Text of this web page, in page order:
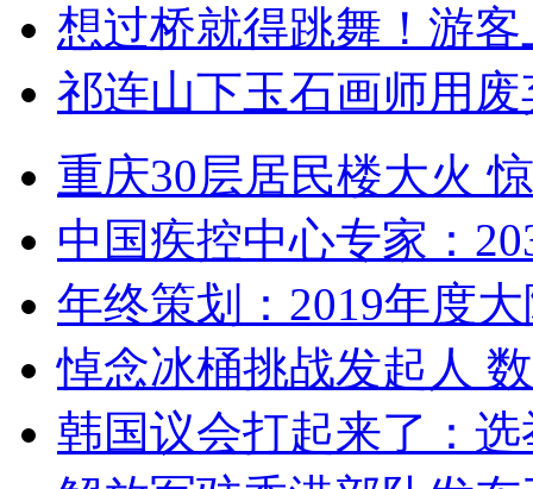
想过桥就得跳舞！游客
祁连山下玉石画师用
重庆30层居民楼大火
中国疾控中心专家：
年终策划：2019年度
悼念冰桶挑战发起人
韩国议会打起来了：